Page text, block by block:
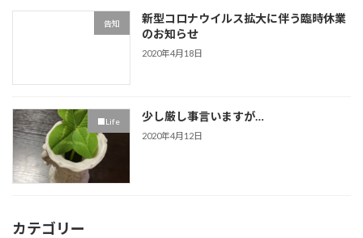
告知
新型コロナウイルス拡大に伴う臨時休業
のお知らせ
2020年4月18日
■Life 少し厳し事言いますが…
2020年4月12日
カテゴリー